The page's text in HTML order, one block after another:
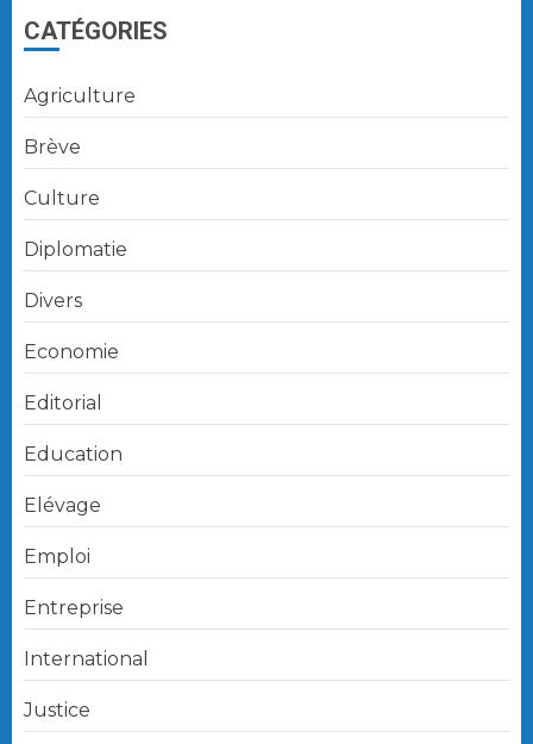
CATÉGORIES
Agriculture
Brève
Culture
Diplomatie
Divers
Economie
Editorial
Education
Elévage
Emploi
Entreprise
International
Justice